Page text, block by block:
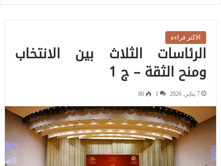
الاكثر قراءة
الرئاسات الثلاث بين الانتخاب
ومنح الثقة – ج 1
7 يناير، 2026 1
80